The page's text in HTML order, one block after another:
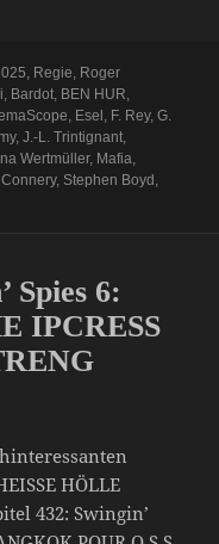
Regie Roger
Bardot BEN HUR
Esel F. Rey,G.
,J.-L. Trintignant
Wertmüller, Mafia
, Stephen Boyd
Spies 6:
IPCRESS
HÖLLE
432: Swingin’